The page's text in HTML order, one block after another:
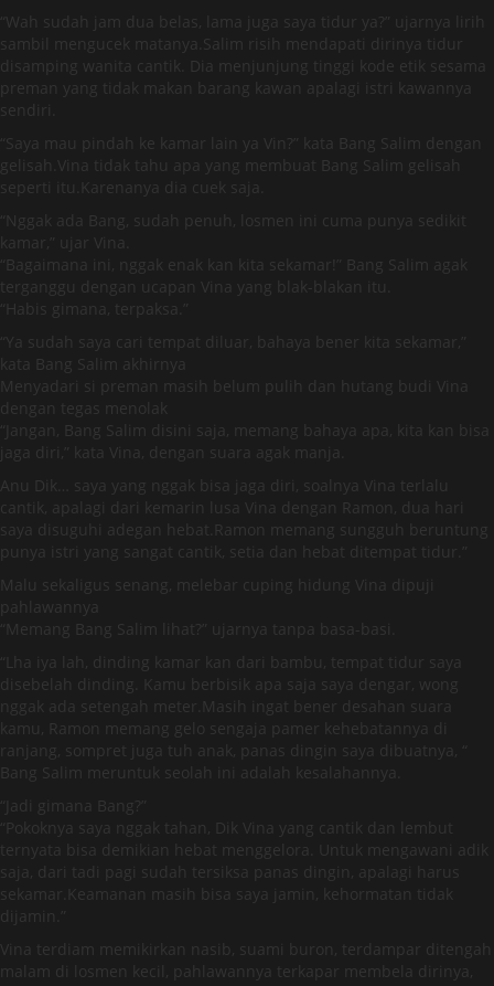
“Wah sudah jam dua belas, lama juga saya tidur ya?” ujarnya lirih
sambil mengucek matanya.Salim risih mendapati dirinya tidur
disamping wanita cantik. Dia menjunjung tinggi kode etik sesama
preman yang tidak makan barang kawan apalagi istri kawannya
sendiri.
“Saya mau pindah ke kamar lain ya Vin?” kata Bang Salim dengan
gelisah.Vina tidak tahu apa yang membuat Bang Salim gelisah
seperti itu.Karenanya dia cuek saja.
“Nggak ada Bang, sudah penuh, losmen ini cuma punya sedikit
kamar,” ujar Vina.
“Bagaimana ini, nggak enak kan kita sekamar!” Bang Salim agak
terganggu dengan ucapan Vina yang blak-blakan itu.
“Habis gimana, terpaksa.”
“Ya sudah saya cari tempat diluar, bahaya bener kita sekamar,”
kata Bang Salim akhirnya
Menyadari si preman masih belum pulih dan hutang budi Vina
dengan tegas menolak
“Jangan, Bang Salim disini saja, memang bahaya apa, kita kan bisa
jaga diri,” kata Vina, dengan suara agak manja.
Anu Dik… saya yang nggak bisa jaga diri, soalnya Vina terlalu
cantik, apalagi dari kemarin lusa Vina dengan Ramon, dua hari
saya disuguhi adegan hebat.Ramon memang sungguh beruntung
punya istri yang sangat cantik, setia dan hebat ditempat tidur.”
Malu sekaligus senang, melebar cuping hidung Vina dipuji
pahlawannya
“Memang Bang Salim lihat?” ujarnya tanpa basa-basi.
“Lha iya lah, dinding kamar kan dari bambu, tempat tidur saya
disebelah dinding. Kamu berbisik apa saja saya dengar, wong
nggak ada setengah meter.Masih ingat bener desahan suara
kamu, Ramon memang gelo sengaja pamer kehebatannya di
ranjang, sompret juga tuh anak, panas dingin saya dibuatnya, “
Bang Salim meruntuk seolah ini adalah kesalahannya.
“Jadi gimana Bang?”
“Pokoknya saya nggak tahan, Dik Vina yang cantik dan lembut
ternyata bisa demikian hebat menggelora. Untuk mengawani adik
saja, dari tadi pagi sudah tersiksa panas dingin, apalagi harus
sekamar.Keamanan masih bisa saya jamin, kehormatan tidak
dijamin.”
Vina terdiam memikirkan nasib, suami buron, terdampar ditengah
malam di losmen kecil, pahlawannya terkapar membela dirinya,